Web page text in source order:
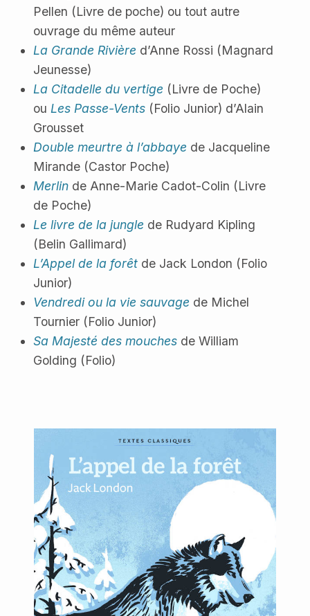
Pellen (Livre de poche) ou tout autre
ouvrage du même auteur
La Grande Rivière d’Anne Rossi (Magnard
Jeunesse)
La Citadelle du vertige (Livre de Poche)
ou Les Passe-Vents (Folio Junior) d’Alain
Grousset
Double meurtre à l’abbaye de Jacqueline
Mirande (Castor Poche)
Merlin de Anne-Marie Cadot-Colin (Livre
de Poche)
Le livre de la jungle de Rudyard Kipling
(Belin Gallimard)
L’Appel de la forêt de Jack London (Folio
Junior)
Vendredi ou la vie sauvage de Michel
Tournier (Folio Junior)
Sa Majesté des mouches de William
Golding (Folio)